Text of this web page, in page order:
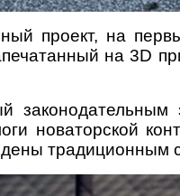
проект, на
на 3D
новаторской
традиционным